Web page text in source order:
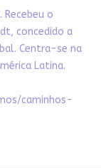
Recebeu o
concedido a
Centra-se na
Latina.
caminhos-